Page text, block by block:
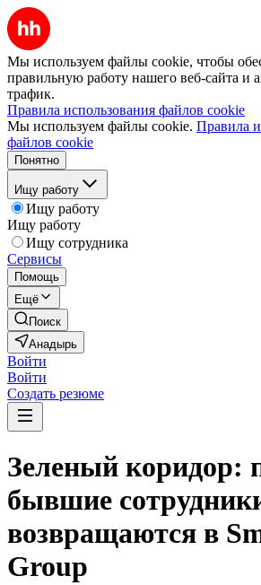
Мы используем файлы cookie, чтобы
правильную работу нашего веб-сайта и
трафик.
Правила использования файлов cookie
Мы используем файлы cookie. Правила
файлов cookie
Понятно
Ищу работу
Ищу работу
Ищу работу
Ищу сотрудника
Сервисы
Помощь
Ещё
Поиск
Анадырь
Войти
Войти
Создать резюме
Зеленый коридор:
бывшие
возвращаются в
Group